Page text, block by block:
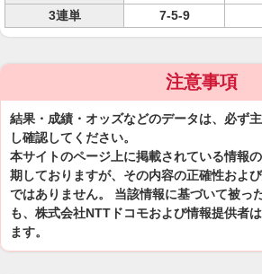
3連単
7-5-9
注意事項
結果・成績・オッズなどのデータは、必ず
し確認してください。
本サイトのページ上に掲載されている情報
期しておりますが、その内容の正確性およ
ではありません。 当該情報に基づいて被っ
も、株式会社NTTドコモおよび情報提供者
ます。